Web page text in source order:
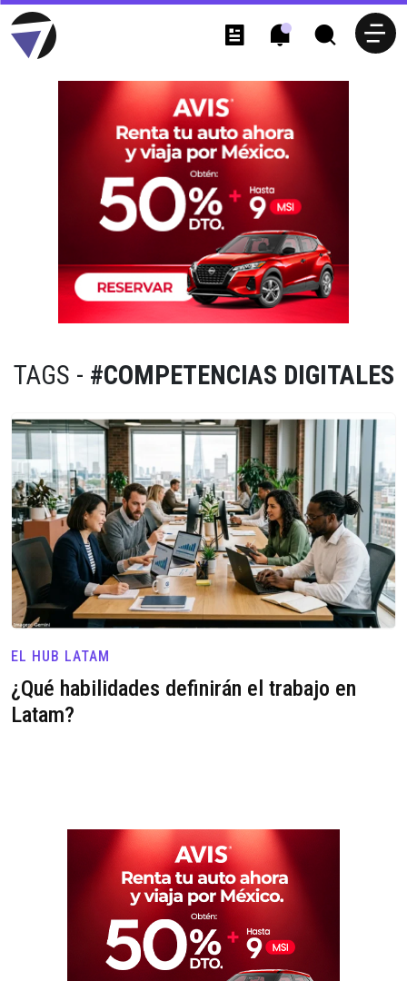
TAGS - #COMPETENCIAS DIGITALES
EL HUB LATAM
¿Qué habilidades definirán el trabajo en
Latam?